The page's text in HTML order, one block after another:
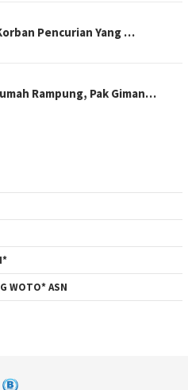
Pencurian Yang …
Rampung, Pak Giman…
WOTO* ASN